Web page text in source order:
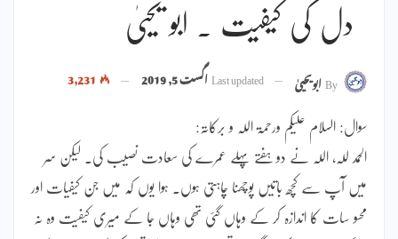
دل کی کیفیت ۔ ابو یحییٰ
Byابویحییٰ Last updatedاگست 5, 2019
سوال: السلام علیکم ورحمۃ اللہ و برکاتہ:
الحمد للہ، اللہ نے دو ہفتے پہلے عمرے کی سعادت نصیب کی۔ لیکن سر
میں آپ سے کچھ باتیں پوچھنا چاہتی ہوں۔ ہوا یوں کہ میں جن کیفیات اور
محسو سات کا اندازہ کر کے وہاں گئی تھی وہاں جا کے میری کیفیت وہ نہ